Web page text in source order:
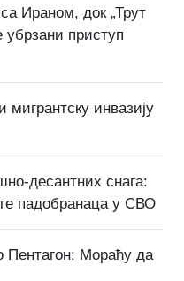
Ираном, док „Трут
приступ
инвазију
десантних снага:
падобранаца у СВО
Пентагон: Мораћу да